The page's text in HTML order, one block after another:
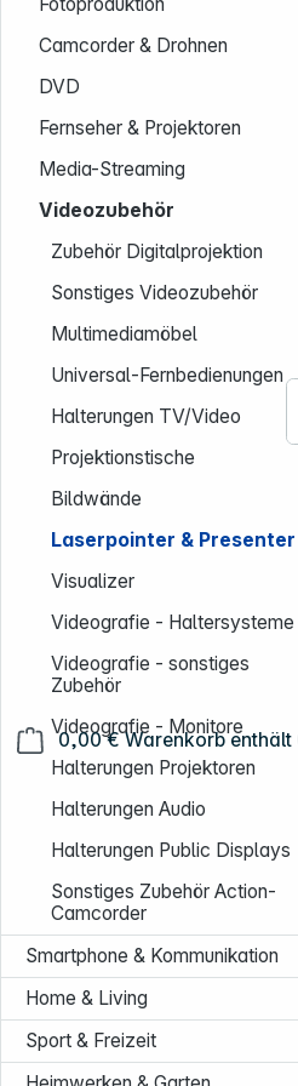
0,00 € Warenkorb enthält
Camcorder & Drohnen
DVD
Fernseher & Projektoren
Media-Streaming
Videozubehör
Zubehör Digitalprojektion
Sonstiges Videozubehör
Multimediamöbel
Universal-Fernbedienungen
Halterungen TV/Video
Projektionstische
Bildwände
Laserpointer & Presenter
Visualizer
Videografie - Haltersysteme
Videografie - sonstiges
Zubehör
Videografie - Monitore
Halterungen Projektoren
Halterungen Audio
Halterungen Public Displays
Sonstiges Zubehör Action-
Camcorder
Smartphone & Kommunikation
Home & Living
Sport & Freizeit